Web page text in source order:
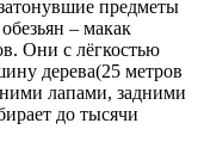
предметы
– макак
Они с лёгкостью
дерева(25 метров
лапами, задними
до тысячи